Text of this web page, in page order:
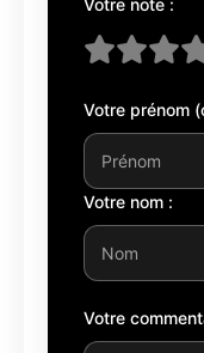
Votre note :
Votre prénom
Votre nom :
Votre